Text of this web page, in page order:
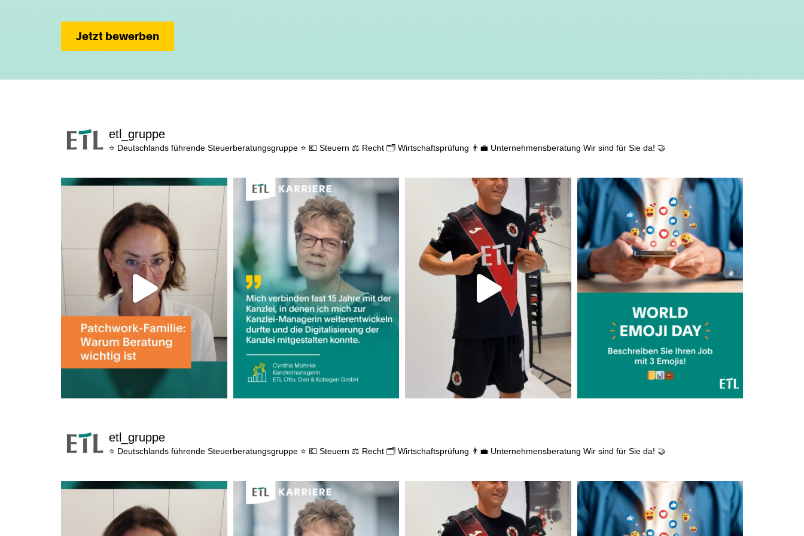
Jetzt bewerben
persönliche Mandantenbeziehung
betriebliche Altersvorsorge
attraktive
Zusatzleistungen/Mitarbeiterrabatte
etl_gruppe
⭐ Deutschlands führende Steuerberatungsgruppe ⭐ 💶 Steuern ⚖️ Recht 🗂️ Wirtschaftsprüfung 👨‍💼 Unternehmensberatung Wir sind für Sie da! 🤝
etl_gruppe
⭐ Deutschlands führende Steuerberatungsgruppe ⭐ 💶 Steuern ⚖️ Recht 🗂️ Wirtschaftsprüfung 👨‍💼 Unternehmensberatung Wir sind für Sie da! 🤝